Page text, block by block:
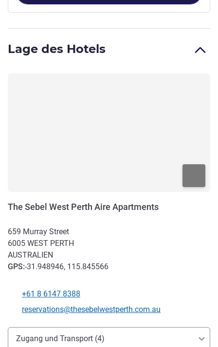
Lage des Hotels
The Sebel West Perth Aire Apartments
659 Murray Street
6005 WEST PERTH
AUSTRALIEN
GPS:-31.948946, 115.845566
+61 8 6147 8388
Kontakt-E-Mail
reservations@thesebelwestperth.com.au
Erreichbarkeit und Anbindung
Zugang und Transport (4)